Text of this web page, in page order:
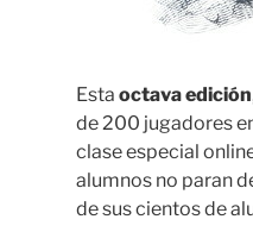
Esta octava edición
de 200 jugadores
clase especial
alumnos no paran
de sus cientos de